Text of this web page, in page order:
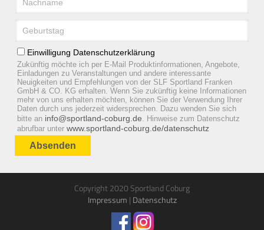
Einwilligung Datenschutzerklärung
Zukünftig möchte ich per E-Mail Produktinformationen, Angebote,
Einladungen zu Veranstaltungen und andere interessante
Neuigkeiten und Empfehlungen von der SLF Sportland Franken
GmbH & CO. KG erhalten. Wenn Sie zukünftig keine Informationen
mehr von uns erhalten möchten, können Sie der Verwendung Ihrer
Daten durch uns jederzeit widersprechen. Dazu wenden Sie sich
bitte an info@sportland-coburg.de . Hinweise zum Datenschutz
abrufbar unter www.sportland-coburg.de/datenschutz
Absenden
Copyright 2020 Sportland Coburg
Impressum | Datenschutz